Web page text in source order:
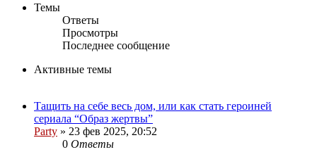
Темы
Ответы
Просмотры
Последнее сообщение
Активные темы
Тащить на себе весь дом, или как стать героиней
сериала “Образ жертвы”
Party » 23 фев 2025, 20:52
0 Ответы